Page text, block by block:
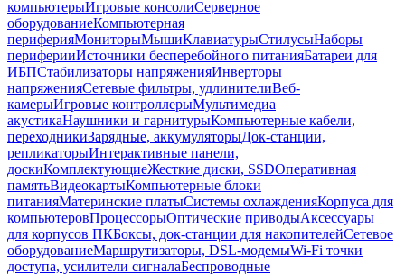
компьютерыИгровые консолиСерверное
оборудованиеКомпьютерная
периферияМониторыМышиКлавиатурыСтилусыНаборы
периферииИсточники бесперебойного питанияБатареи для
ИБПСтабилизаторы напряженияИнверторы
напряженияСетевые фильтры, удлинителиВеб-
камерыИгровые контроллерыМультимедиа
акустикаНаушники и гарнитурыКомпьютерные кабели,
переходникиЗарядные, аккумуляторыДок-станции,
репликаторыИнтерактивные панели,
доскиКомплектующиеЖесткие диски, SSDОперативная
памятьВидеокартыКомпьютерные блоки
питанияМатеринские платыСистемы охлажденияКорпуса для
компьютеровПроцессорыОптические приводыАксессуары
для корпусов ПКБоксы, док-станции для накопителейСетевое
оборудованиеМаршрутизаторы, DSL-модемыWi-Fi точки
доступа, усилители сигналаБеспроводные